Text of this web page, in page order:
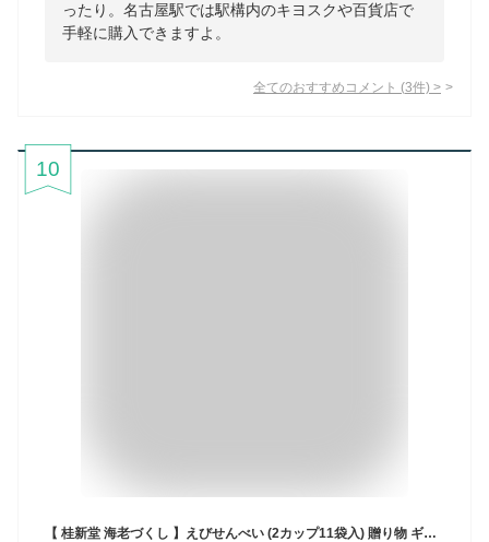
ったり。名古屋駅では駅構内のキヨスクや百貨店で
手軽に購入できますよ。
全てのおすすめコメント (3件) >
10
【 桂新堂 海老づくし 】えびせんべい (2カップ11袋入) 贈り物 ギフト プレゼント お歳暮 お返し 手土産 和菓子 内祝い お祝い 引き出物 お菓子 個包装 詰合せ えびせん 贈答 お土産 お取り寄せ 結婚祝い 退職 のし 誕生日 母の日 父の日 高級 お中元 お歳暮 母の日